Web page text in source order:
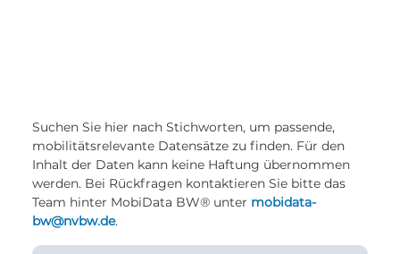
Suchen Sie hier nach Stichworten, um passende,
mobilitätsrelevante Datensätze zu finden. Für den
Inhalt der Daten kann keine Haftung übernommen
werden. Bei Rückfragen kontaktieren Sie bitte das
Team hinter MobiData BW® unter mobidata-
bw@nvbw.de.